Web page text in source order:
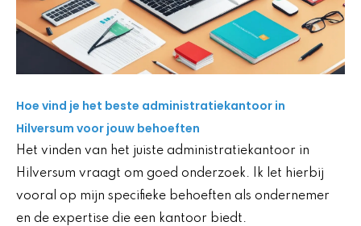
Hoe vind je het beste administratiekantoor in
Hilversum voor jouw behoeften
Het vinden van het juiste administratiekantoor in
Hilversum vraagt om goed onderzoek. Ik let hierbij
vooral op mijn specifieke behoeften als ondernemer
en de expertise die een kantoor biedt.